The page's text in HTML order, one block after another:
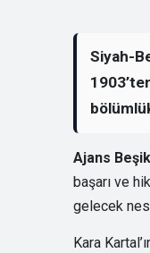
Siyah-
Ajans
başarı ve
gelecek
Kara